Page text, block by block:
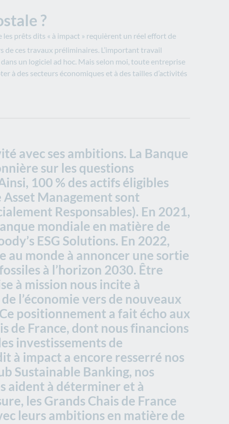
?
prêts dits « à impact » requièrent un réel effort de
de ces travaux préliminaires. L’important travail
un logiciel ad hoc. Mais selon moi, toute entreprise
à des secteurs économiques et à des tailles d’activités
avec ses ambitions. La Banque
sur les questions
100 % des actifs éligibles
Asset Management sont
Responsables). En 2021,
mondiale en matière de
ESG Solutions. En 2022,
au monde à annoncer une sortie
à l’horizon 2030. Être
à mission nous incite à
l’économie vers de nouveaux
positionnement a fait écho aux
de France, dont nous financions
investissements de
à impact a encore resserré nos
Sustainable Banking, nos
aident à déterminer et à
les Grands Chais de France
leurs ambitions en matière de